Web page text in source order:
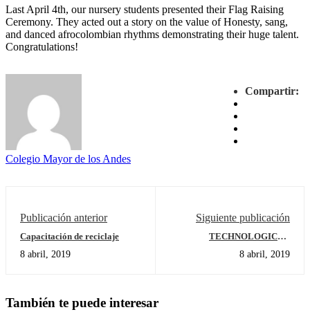
Last April 4th, our nursery students presented their Flag Raising
Ceremony. They acted out a story on the value of Honesty, sang,
and danced afrocolombian rhythms demonstrating their huge talent.
Congratulations!
Compartir:
Colegio Mayor de los Andes
Publicación anterior
Capacitación de reciclaje
8 abril, 2019
Siguiente publicación
TECHNOLOGICAL
TRANSDISCIPLINARY
8 abril, 2019
También te puede interesar